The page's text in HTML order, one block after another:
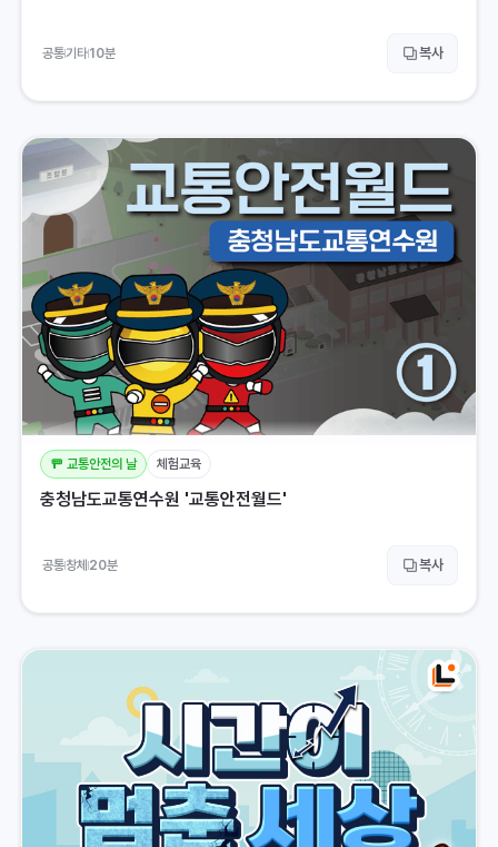
공통기타10분 복사
🚥 교통안전의 날 체험교육
충청남도교통연수원 '교통안전월드'
공통창체 20분 복사